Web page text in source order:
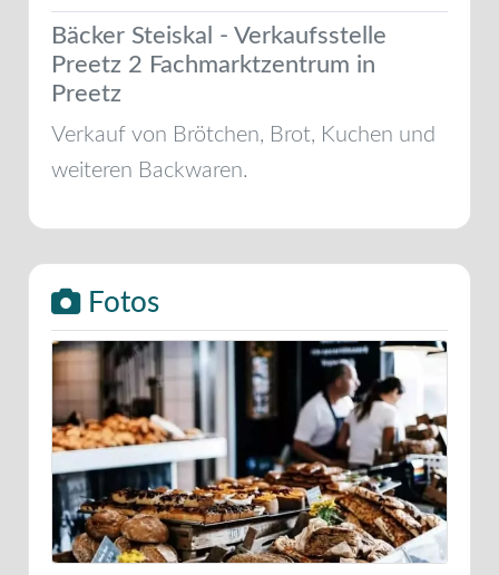
Bäcker Steiskal - Verkaufsstelle
Preetz 2 Fachmarktzentrum in
Preetz
Verkauf von Brötchen, Brot, Kuchen und
weiteren Backwaren.
Fotos